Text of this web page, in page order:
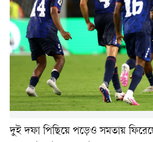
দুই দফা পিছিয়ে পড়েও সমতায়